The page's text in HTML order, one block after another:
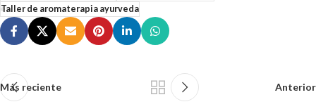
Taller de aromaterapia ayurveda
Más reciente Anterior